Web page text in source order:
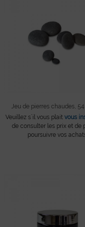
Jeu de pierres chaudes,
Veuillez s´il vous plait vous
de consulter les prix et de
poursuivre vos